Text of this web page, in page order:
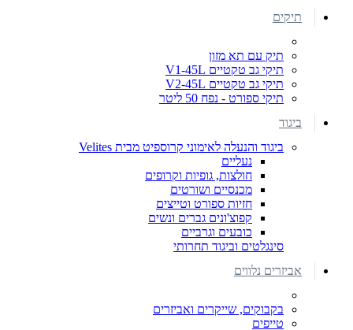
תיקים
תיק עם תא מזון
תיקי גב טקטיים V1-45L
תיקי גב טקטיים V2-45L
תיקי ספורט - נפח 50 ליטר
ביגוד
ביגוד והנעלה לאימוני קרוספיט מבית Velites
נעליים
חולצות, גופיות וקרופים
מכנסיים ושורטים
חזיות ספורט וטייצים
קפוצ'ונים גברים ונשים
כובעים וגרביים
סינגלטים וביגוד תחרותי
אביזרים נלווים
בקבוקים, שייקרים ואביזרים
טייפים